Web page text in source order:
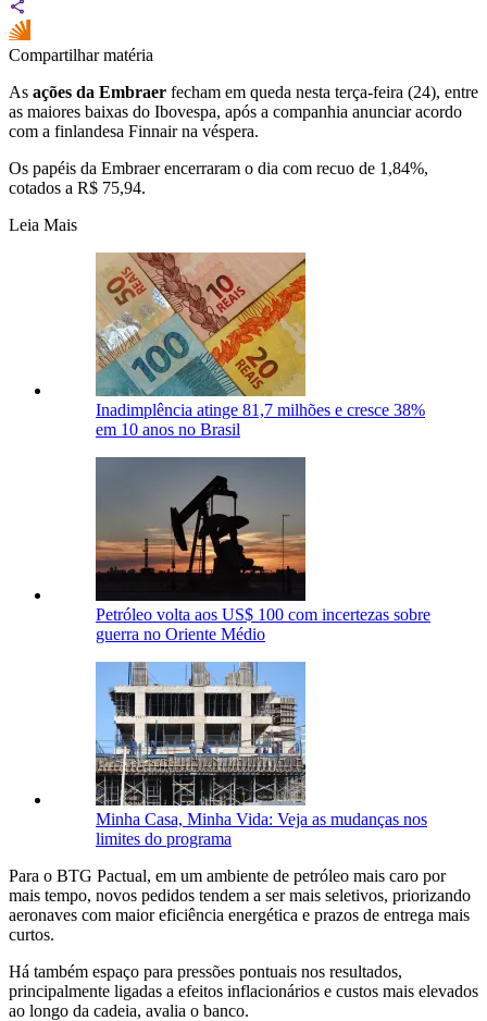
Compartilhar matéria
As ações da Embraer fecham em queda nesta terça-feira (24), entre
as maiores baixas do Ibovespa, após a companhia anunciar acordo
com a finlandesa Finnair na véspera.
Os papéis da Embraer encerraram o dia com recuo de 1,84%,
cotados a R$ 75,94.
Leia Mais
Inadimplência atinge 81,7 milhões e cresce 38%
em 10 anos no Brasil
Petróleo volta aos US$ 100 com incertezas sobre
guerra no Oriente Médio
Minha Casa, Minha Vida: Veja as mudanças nos
limites do programa
Para o BTG Pactual, em um ambiente de petróleo mais caro por
mais tempo, novos pedidos tendem a ser mais seletivos, priorizando
aeronaves com maior eficiência energética e prazos de entrega mais
curtos.
Há também espaço para pressões pontuais nos resultados,
principalmente ligadas a efeitos inflacionários e custos mais elevados
ao longo da cadeia, avalia o banco.